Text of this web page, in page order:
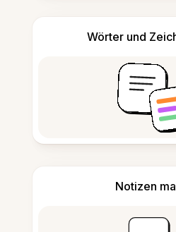
Wörter und
Notizen